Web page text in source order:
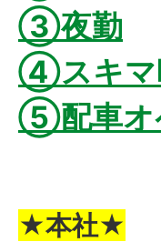
③夜勤
④スキマ
⑤配車オ
★本社★